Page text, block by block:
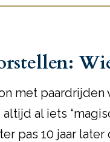
met paardrijden
al iets
pas 10 jaar later